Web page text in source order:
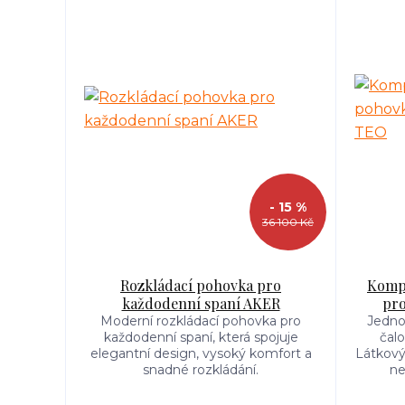
36 100 Kč
- 15 %
Rozkládací pohovka pro
každodenní spaní AKER
Moderní rozkládací pohovka pro
každodenní spaní, která spojuje
elegantní design, vysoký komfort a
snadné rozkládání.